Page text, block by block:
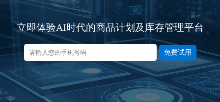
立即体验AI时代的商品计划及库存管理平台
免费试用